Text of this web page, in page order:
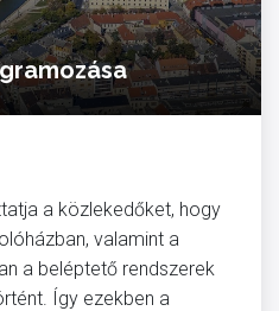
a közlekedőket, hogy
valamint a
a beléptető rendszerek
Így ezekben a